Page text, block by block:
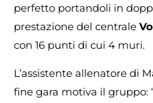
perfetto portandoli in
prestazione del centrale
con 16 punti di cui 4 muri.
L’assistente allenatore di
fine gara motiva il gruppo: